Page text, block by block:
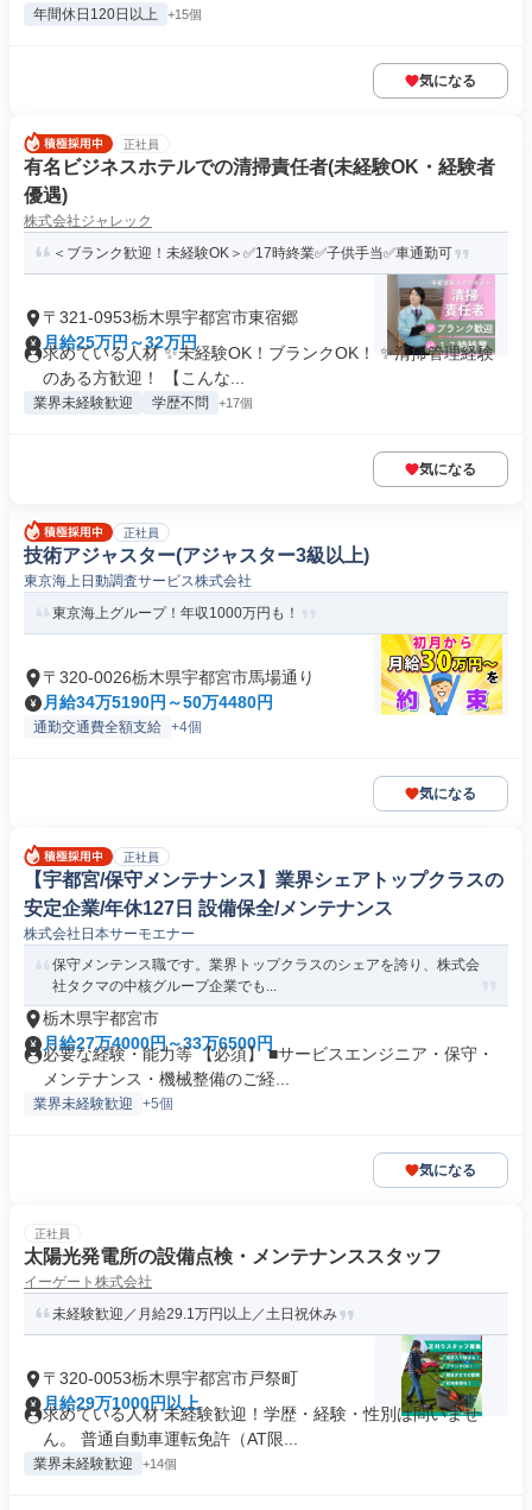
年間休日120日以上 +15個
気になる
正社員
有名ビジネスホテルでの清掃責任者(未経験OK・経験者
優遇)
株式会社ジャレック
＜ブランク歓迎！未経験OK＞✅17時終業✅子供手当✅車通勤可
〒321-0953栃木県宇都宮市東宿郷
月給25万円～32万円
求めている人材 ✨未経験OK！ブランクOK！ ✨清掃管理経験
のある方歓迎！ 【こんな...
業界未経験歓迎 学歴不問 +17個
気になる
正社員
技術アジャスター(アジャスター3級以上)
東京海上日動調査サービス株式会社
東京海上グループ！年収1000万円も！
〒320-0026栃木県宇都宮市馬場通り
月給34万5190円～50万4480円
通勤交通費全額支給 +4個
気になる
正社員
【宇都宮/保守メンテナンス】業界シェアトップクラスの
安定企業/年休127日 設備保全/メンテナンス
株式会社日本サーモエナー
保守メンテンス職です。業界トップクラスのシェアを誇り、株式会
社タクマの中核グループ企業でも...
栃木県宇都宮市
月給27万4000円～33万6500円
必要な経験・能力等 【必須】 ■サービスエンジニア・保守・
メンテナンス・機械整備のご経...
業界未経験歓迎 +5個
気になる
正社員
太陽光発電所の設備点検・メンテナンススタッフ
イーゲート株式会社
未経験歓迎／月給29.1万円以上／土日祝休み
〒320-0053栃木県宇都宮市戸祭町
月給29万1000円以上
求めている人材 未経験歓迎！学歴・経験・性別は問いませ
ん。 普通自動車運転免許（AT限...
業界未経験歓迎 +14個